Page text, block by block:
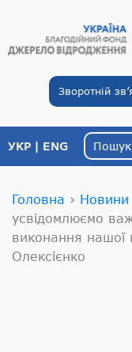
Зворотній
УКР ENG
Головна › Новини
усвідомлюємо
виконання нашої
Олексієнко